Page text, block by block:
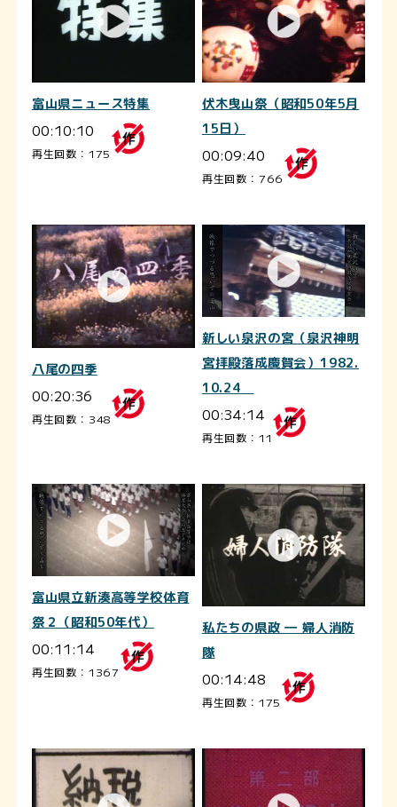
富山県ニュース特集
00:10:10
再生回数：175
伏木曳山祭（昭和50年5月
15日）
00:09:40
再生回数：766
八尾の四季
00:20:36
再生回数：348
新しい泉沢の宮（泉沢神明
宮拝殿落成慶賀会）1982.
10.24
00:34:14
再生回数：11
富山県立新湊高等学校体育
祭２（昭和50年代）
00:11:14
再生回数：1367
私たちの県政 ― 婦人消防
隊
00:14:48
再生回数：175